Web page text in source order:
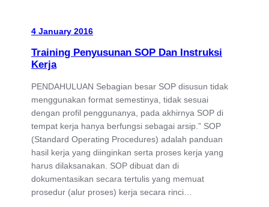
4 January 2016
Training Penyusunan SOP Dan Instruksi
Kerja
PENDAHULUAN Sebagian besar SOP disusun tidak
menggunakan format semestinya, tidak sesuai
dengan profil penggunanya, pada akhirnya SOP di
tempat kerja hanya berfungsi sebagai arsip.” SOP
(Standard Operating Procedures) adalah panduan
hasil kerja yang diinginkan serta proses kerja yang
harus dilaksanakan. SOP dibuat dan di
dokumentasikan secara tertulis yang memuat
prosedur (alur proses) kerja secara rinci…